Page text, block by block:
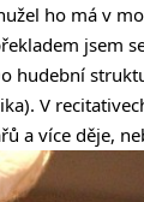
ho má v
jsem
hudební
V
a více děje,